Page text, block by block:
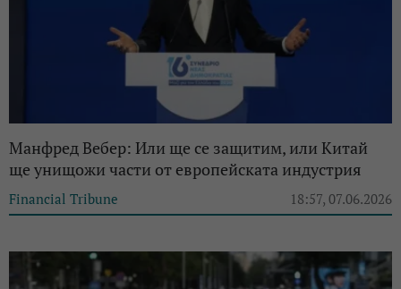
Манфред Вебер: Или ще се защитим, или Китай
ще унищожи части от европейската индустрия
Financial Tribune 18:57, 07.06.2026